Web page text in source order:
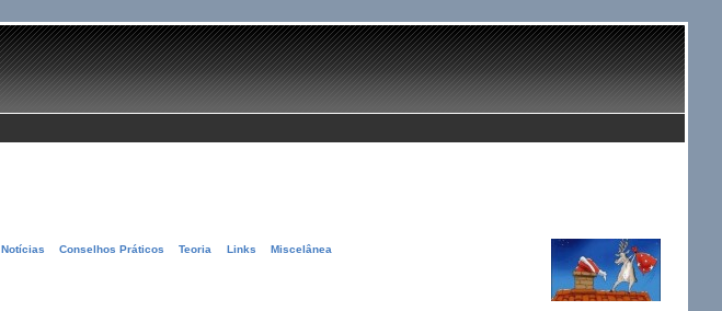
Notícias Conselhos Práticos Teoria Links Miscelânea